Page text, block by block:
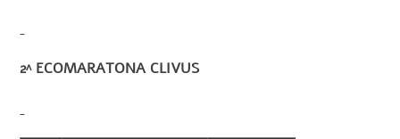
2^ ECOMARATONA CLIVUS